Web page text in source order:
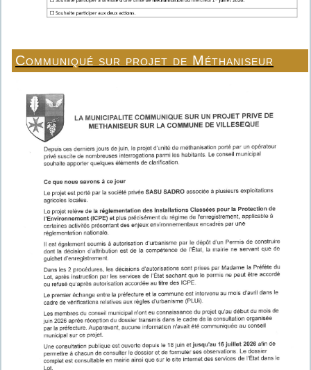
Communiqué sur projet de Méthaniseur